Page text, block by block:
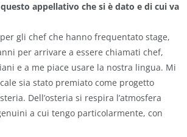
appellativo che si è dato e di cui va
gli chef che hanno frequentato stage,
per arrivare a essere chiamati chef,
e a me piace usare la nostra lingua. Mi
sia stato premiato come progetto
Dell’osteria si respira l’atmosfera
a cui tengo particolarmente, con